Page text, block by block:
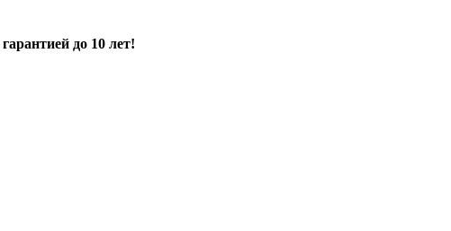
гарантией до 10 лет!